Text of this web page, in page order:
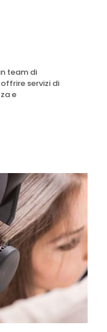
team di
servizi di
e